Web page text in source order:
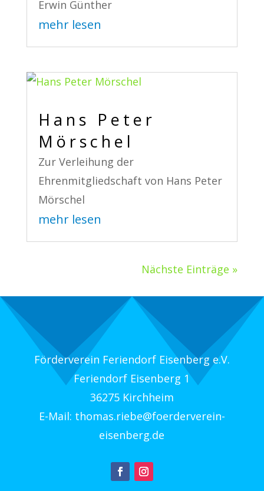
Erwin Günther
mehr lesen
Hans Peter
Mörschel
Zur Verleihung der
Ehrenmitgliedschaft von Hans Peter
Mörschel
mehr lesen
Nächste Einträge »
Förderverein Feriendorf Eisenberg e.V.
Feriendorf Eisenberg 1
36275 Kirchheim
E-Mail: thomas.riebe@foerderverein-
eisenberg.de